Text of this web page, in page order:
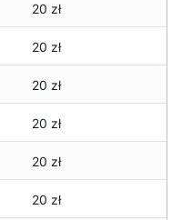
20 zł
20 zł
20 zł
20 zł
20 zł
20 zł